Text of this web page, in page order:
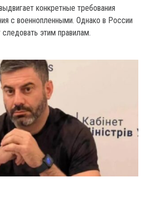
конкретные требования
с военнопленными. Однако в России
этим правилам.